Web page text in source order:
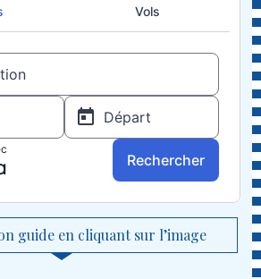
guide en cliquant sur l’image